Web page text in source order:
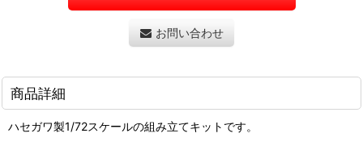
お問い合わせ
商品詳細
ハセガワ製1/72スケールの組み立てキットです。